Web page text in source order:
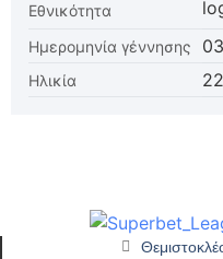
Εθνικότητα
Ημερομηνία γέννησης
Ηλικία 22